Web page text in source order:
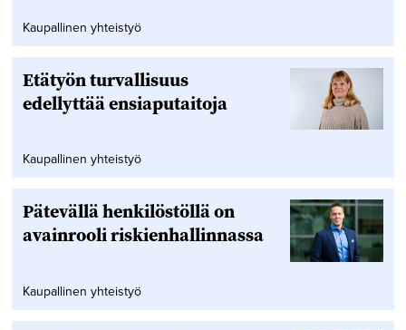
Kaupallinen yhteistyö
Etätyön turvallisuus
edellyttää ensiaputaitoja
Kaupallinen yhteistyö
Pätevällä henkilöstöllä on
avainrooli riskienhallinnassa
Kaupallinen yhteistyö